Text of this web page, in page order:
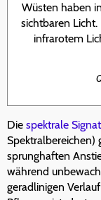
Wüsten haben
sichtbaren
infrarotem
Die spektrale
Spektralbereichen)
sprunghaften
während
geradlinigen